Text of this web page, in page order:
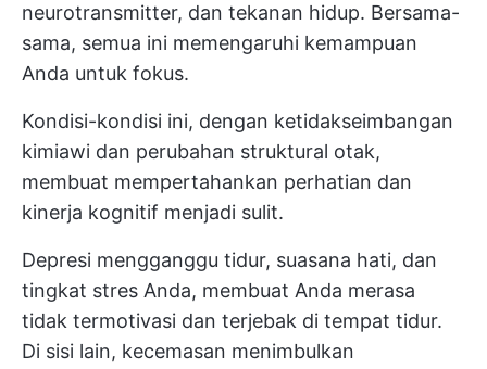
neurotransmitter, dan tekanan hidup. Bersama-
sama, semua ini memengaruhi kemampuan
Anda untuk fokus.
Kondisi-kondisi ini, dengan ketidakseimbangan
kimiawi dan perubahan struktural otak,
membuat mempertahankan perhatian dan
kinerja kognitif menjadi sulit.
Depresi mengganggu tidur, suasana hati, dan
tingkat stres Anda, membuat Anda merasa
tidak termotivasi dan terjebak di tempat tidur.
Di sisi lain, kecemasan menimbulkan